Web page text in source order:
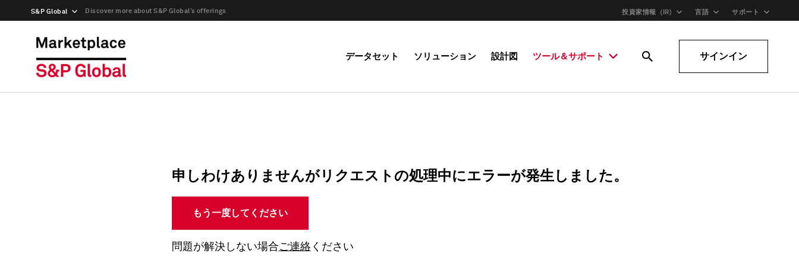
S&P Global Discover more about S&P Global’s offerings 投資家情報（IR) 言語 サポート
データセット ソリューション 設計図 ツール＆サポート サインイン
申しわけありませんがリクエストの処理中にエラーが発生しました。
もう一度してください
問題が解決しない場合ご連絡 ください